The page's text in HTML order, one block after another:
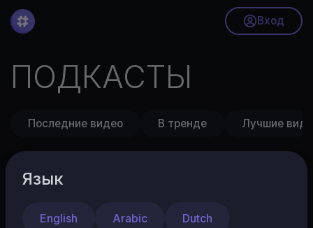
Вход
ПОДКАСТЫ
Последние видео В тренде Лучшие
Язык
English Arabic Dutch